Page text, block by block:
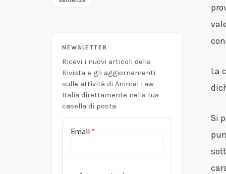
NEWSLETTER
Ricevi i nuovi articoli della
Rivista e gli aggiornamenti
sulle attività di Animal Law
Italia direttamente nella tua
casella di posta.
La
Si